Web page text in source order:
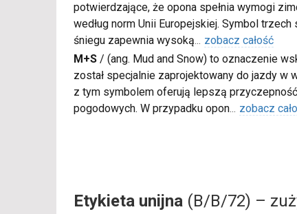
potwierdzające, że opona spełnia wymogi
według norm Unii Europejskiej. Symbol
śniegu zapewnia wysoką... zobacz całość
M+S / (ang. Mud and Snow) to oznaczenie
został specjalnie zaprojektowany do jazdy w
z tym symbolem oferują lepszą
pogodowych. W przypadku opon... zobacz
Etykieta unijna (B/B/72) –